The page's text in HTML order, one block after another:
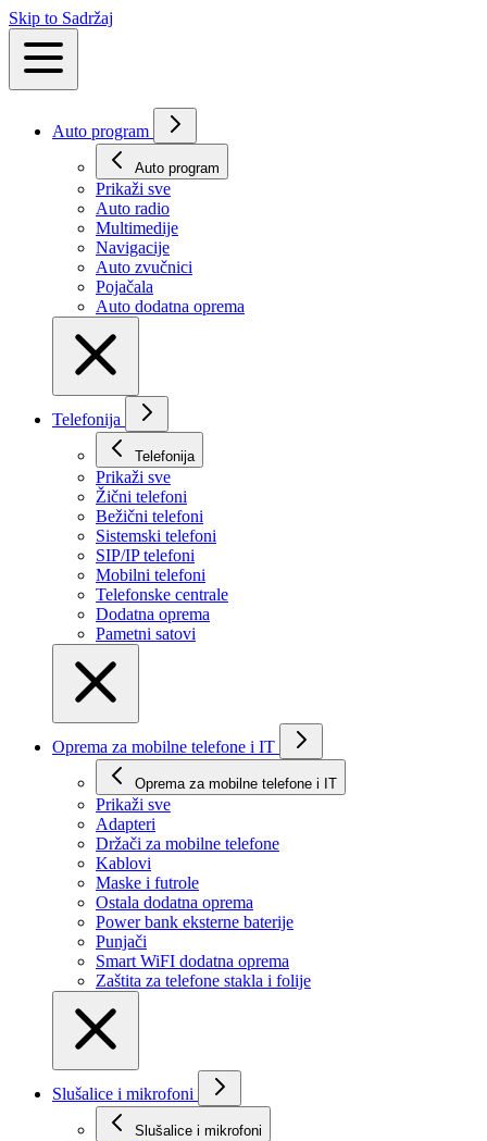
Skip to Sadržaj
Auto program
Auto program
Prikaži svе
Auto radio
Multimedije
Navigacije
Auto zvučnici
Pojačala
Auto dodatna oprema
Telefonija
Telefonija
Prikaži svе
Žični telefoni
Bežični telefoni
Sistemski telefoni
SIP/IP telefoni
Mobilni telefoni
Telefonske centrale
Dodatna oprema
Pametni satovi
Oprema za mobilne telefone i IT
Oprema za mobilne telefone i IT
Prikaži svе
Adapteri
Držači za mobilne telefone
Kablovi
Maske i futrole
Ostala dodatna oprema
Power bank eksterne baterije
Punjači
Smart WiFI dodatna oprema
Zaštita za telefone stakla i folije
Slušalice i mikrofoni
Slušalice i mikrofoni